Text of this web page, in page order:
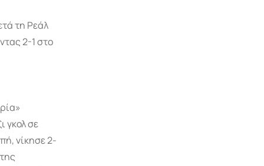
τη Ρεάλ
2-1 στο
γκολ σε
νίκησε 2-